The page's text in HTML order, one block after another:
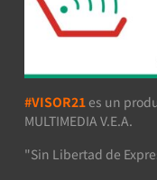
#VISOR21 es un
MULTIMEDIA V.E.A.
"Sin Libertad de